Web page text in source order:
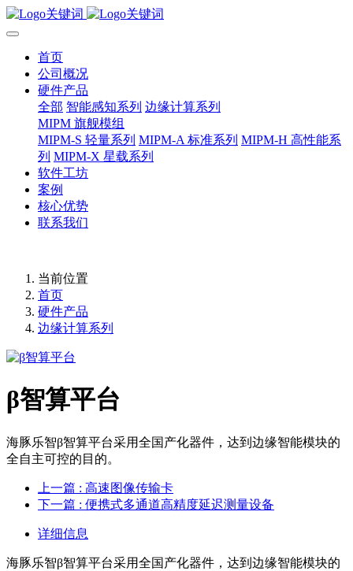
首页
公司概况
硬件产品
全部 智能感知系列 边缘计算系列
MIPM 旗舰模组
MIPM-S 轻量系列 MIPM-A 标准系列 MIPM-H 高性能系
列 MIPM-X 星载系列
软件工坊
案例
核心优势
联系我们
当前位置
首页
硬件产品
边缘计算系列
β智算平台
海豚乐智β智算平台采用全国产化器件，达到边缘智能模块的
全自主可控的目的。
上一篇 : 高速图像传输卡
下一篇 : 便携式多通道高精度延迟测量设备
详细信息
海豚乐智β智算平台采用全国产化器件，达到边缘智能模块的